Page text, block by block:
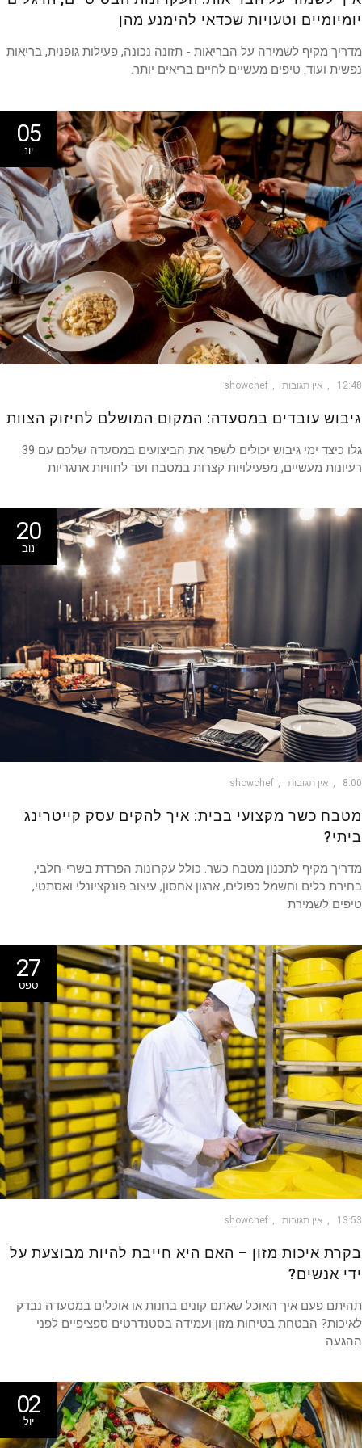
וטעויות שכדאי להימנע מהן
מקיף לשמירה על הבריאות - תזונה נכונה, פעילות גופנית, בריאות
ועוד. טיפים מעשיים לחיים בריאים יותר.
05
אין תגובות showchef
עובדים במסעדה: המקום המושלם לחיזוק הצוות
גלו כיצד ימי גיבוש יכולים לשפר את הביצועים במסעדה שלכם עם 39
מעשיים, מפעילויות קצרות במטבח ועד לחוויות אתגריות
20
אין תגובות showchef
כשר מקצועי בבית: איך להקים עסק קייטרינג
מקיף לתכנון מטבח כשר. כולל עקרונות הפרדת בשרי-חלבי,
כלים וחשמל כפולים, ארגון אחסון, עיצוב פונקציונלי ואסתטי,
לשמירת
27
ספט
אין תגובות showchef
איכות מזון – האם היא חייבת להיות מבוצעת על
אנשים?
פעם איך האוכל שאתם קונים בחנות או אוכלים במסעדה נבדק
הבטחת בטיחות מזון ועמידה בסטנדרטים ספציפיים לפני
02